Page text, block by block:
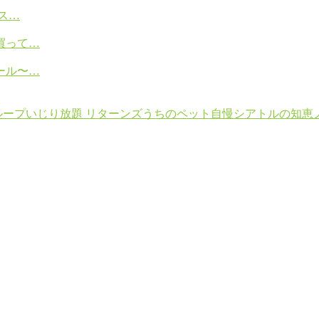
…
って…
ル〜…
ープいじり放題 リターンズうちのペット自慢 シアトルの知恵